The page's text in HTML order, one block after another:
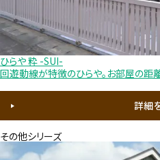
ひらや 粋 -SUI-
回遊動線が特徴のひらや。お部屋の距
詳細
その他シリーズ